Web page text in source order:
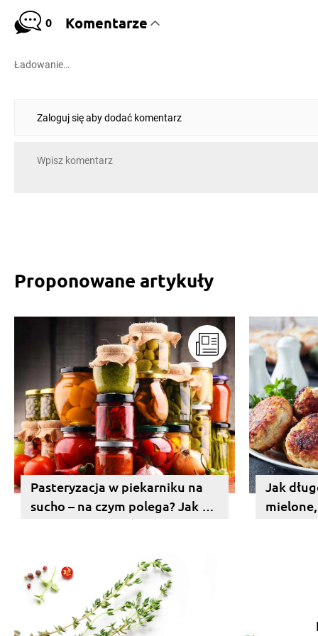
0 Komentarze
Ładowanie…
Zaloguj się aby dodać komentarz
Proponowane artykuły
Pasteryzacja w piekarniku na
sucho – na czym polega? Jak się
Jak